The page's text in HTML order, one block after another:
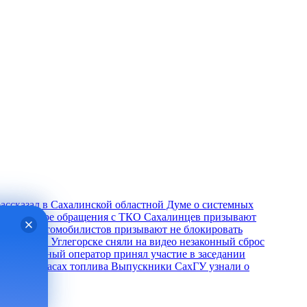
в Сахалинской областной Думе о системных
в сфере обращения с ТКО Сахалинцев призывают
автомобилистов призывают не блокировать
В Углегорске сняли на видео незаконный сброс
Региональный оператор принял участие в заседании
о запасах топлива Выпускники СахГУ узнали о